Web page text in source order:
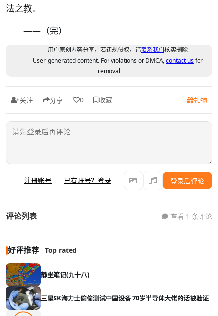
法之教。
——（完）
用户原创内容分享，若违规侵权，请联系我们核实删除
User-generated content. For violations or DMCA,contact usfor
removal
关注 分享 0 收藏 礼物
注册账号 已有账号？登录 登录后评论
评论列表 查看 1 条评论
好评推荐 Top rated
静坐笔记(九十八)
三星SK海力士偷偷测试中国设备 70岁半导体大佬的话被验证